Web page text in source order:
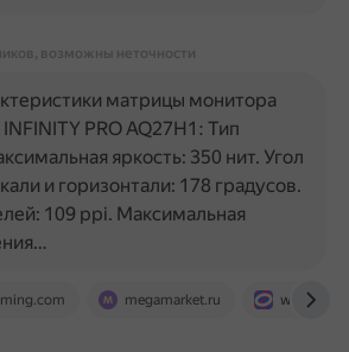
возможны неточности
megamarket.ru
матрицы монитора
PRO AQ27H1: Тип
яркость: 350 нит. Угол
и горизонтали: 178 градусов.
109 ppi. Максимальная